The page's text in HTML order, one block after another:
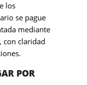
los
se pague
mediante
claridad
POR